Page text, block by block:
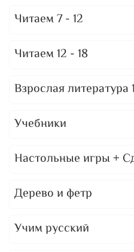
Читаем 7 - 12
Читаем 12 - 18
Взрослая литература
Учебники
Настольные игры +
Дерево и фетр
Учим русский